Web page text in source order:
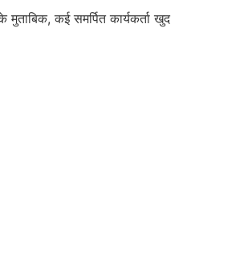
कई समर्पित कार्यकर्ता खुद